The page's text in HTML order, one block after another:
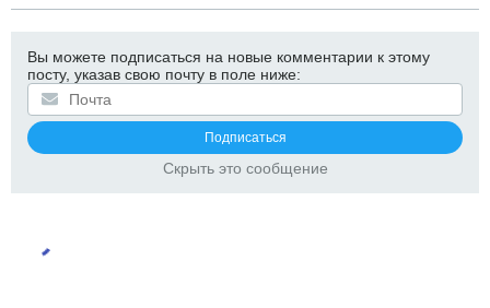
Вы можете подписаться на новые комментарии к этому
посту, указав свою почту в поле ниже:
Скрыть это сообщение